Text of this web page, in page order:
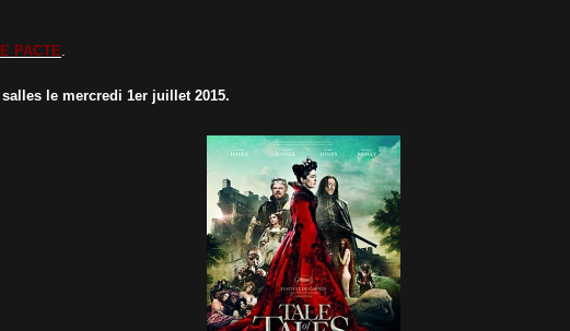
PACTE
le mercredi 1er juillet 2015.